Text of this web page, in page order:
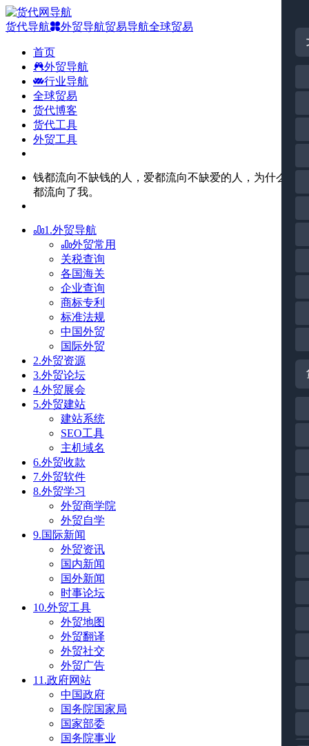
货代导航 外贸导航贸易导航全球贸易
首页
外贸导航
行业导航
全球贸易
货代博客
货代工具
外贸工具
钱都流向不缺钱的人，爱都流向不缺爱的人，为什么苦
都流向了我。
1.外贸导航
外贸常用
关税查询
各国海关
企业查询
商标专利
标准法规
中国外贸
国际外贸
2.外贸资源
3.外贸论坛
4.外贸展会
5.外贸建站
建站系统
SEO工具
主机域名
6.外贸收款
7.外贸软件
8.外贸学习
外贸商学院
外贸自学
9.国际新闻
外贸资讯
国内新闻
国外新闻
时事论坛
10.外贸工具
外贸地图
外贸翻译
外贸社交
外贸广告
11.政府网站
中国政府
国务院国家局
国家部委
国务院事业